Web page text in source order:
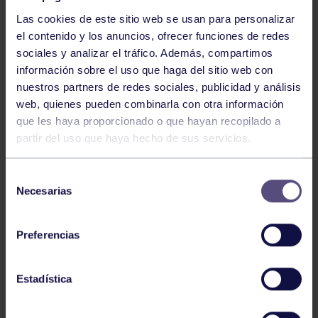
Las cookies de este sitio web se usan para personalizar
el contenido y los anuncios, ofrecer funciones de redes
sociales y analizar el tráfico. Además, compartimos
información sobre el uso que haga del sitio web con
nuestros partners de redes sociales, publicidad y análisis
web, quienes pueden combinarla con otra información
que les haya proporcionado o que hayan recopilado a
partir del uso que haya hecho de sus servicios.
Necesarias
Preferencias
Estadística
Voleibol
CAMPEONAS DE ASTURIAS
Voleibol